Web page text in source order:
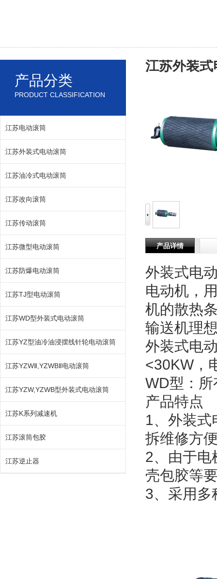
江苏外装式
产品详情
外装式电
电动机，
机的散热
输送机理
外装式电
<30KW，
WD型：
产品特点
1、外装式
拆维修方
2、由于电
壳包胶等
3、采用多
产品分类
PRODUCT CLASSIFICATION
江苏电动滚筒
江苏外装式电动滚筒
江苏油冷式电动滚筒
江苏改向滚筒
江苏传动滚筒
江苏微型电动滚筒
江苏防爆电动滚筒
江苏TJ型电动滚筒
江苏WD型外装式电动滚筒
江苏YZ型油冷油浸摆线针轮电动滚筒
江苏YZWⅡ,YZWBⅡ电动滚筒
江苏YZW,YZWB型外装式电动滚筒
江苏K系列减速机
江苏滚筒包胶
江苏逆止器